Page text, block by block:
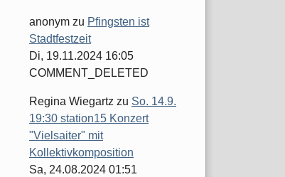
anonym zu Pfingsten ist
Stadtfestzeit
Di, 19.11.2024 16:05
COMMENT_DELETED
Regina Wiegartz zu So. 14.9.
19:30 station15 Konzert
"Vielsaiter" mit
Kollektivkomposition
Sa, 24.08.2024 01:51